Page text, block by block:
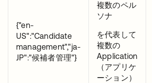
{"en-
US":"Candidate
management","ja-
JP":"候補者管理"}
複数のペル
ソナ
を代表して
複数の
Application
（アプリケ
ーション）